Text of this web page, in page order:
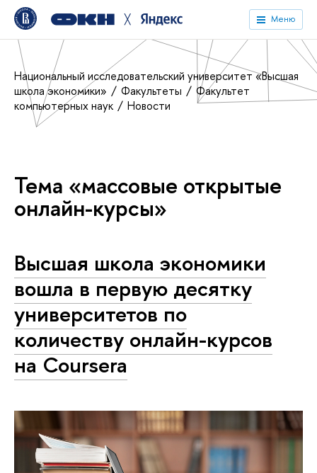
╳ Меню
Национальный исследовательский университет «Высшая
школа экономики»
Факультеты
Факультет
компьютерных наук
Новости
Тема «массовые открытые
онлайн-курсы»
Высшая школа экономики
вошла в первую десятку
университетов по
количеству онлайн-курсов
на Coursera